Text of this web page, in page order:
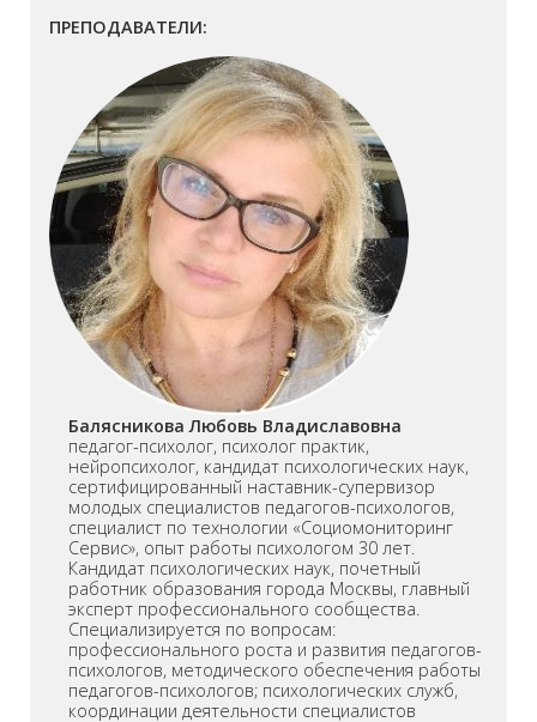
ПРЕПОДАВАТЕЛИ:
Балясникова Любовь Владиславовна
педагог-психолог, психолог практик,
нейропсихолог, кандидат психологических наук,
сертифицированный наставник-супервизор
молодых специалистов педагогов-психологов,
специалист по технологии «Социомониторинг
Сервис», опыт работы психологом 30 лет.
Кандидат психологических наук, почетный
работник образования города Москвы, главный
эксперт профессионального сообщества.
Специализируется по вопросам:
профессионального роста и развития педагогов-
психологов, методического обеспечения работы
педагогов-психологов; психологических служб,
координации деятельности специалистов